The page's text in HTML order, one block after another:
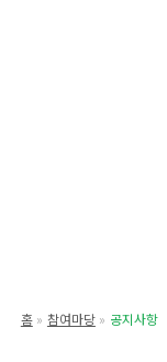
홈 참여마당 공지사항